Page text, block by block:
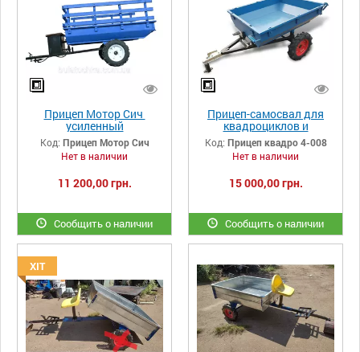
Прицеп Мотор Сич
усиленный
Код: Прицеп Мотор Сич
Нет в наличии
11 200,00 грн.
Сообщить о наличии
Прицеп-самосвал для
квадроциклов и
мотоблоков под
автомобильное
крепление с колесами
Код: Прицеп квадро 4-008
Нет в наличии
15 000,00 грн.
Сообщить о наличии
ХІТ